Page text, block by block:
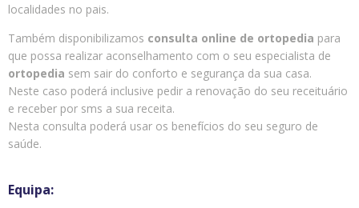
localidades no pais.
Também disponibilizamos consulta online de ortopedia para
que possa realizar aconselhamento com o seu especialista de
ortopedia sem sair do conforto e segurança da sua casa.
Neste caso poderá inclusive pedir a renovação do seu receituário
e receber por sms a sua receita.
Nesta consulta poderá usar os benefícios do seu seguro de
saúde.